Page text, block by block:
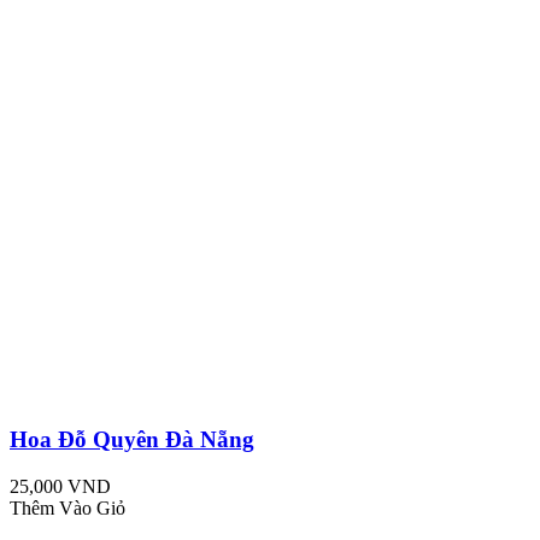
Hoa Đỗ Quyên Đà Nẵng
25,000 VND
Thêm Vào Giỏ